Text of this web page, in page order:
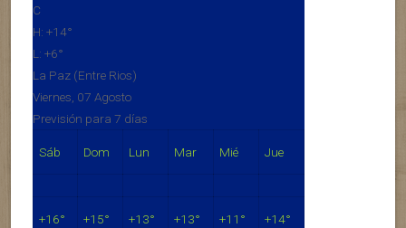
C
H: +14°
L: +6°
La Paz (Entre Rios)
Viernes, 07 Agosto
Previsión para 7 días
Sáb Dom Lun Mar Mié Jue
+16° +15° +13° +13° +11° +14°